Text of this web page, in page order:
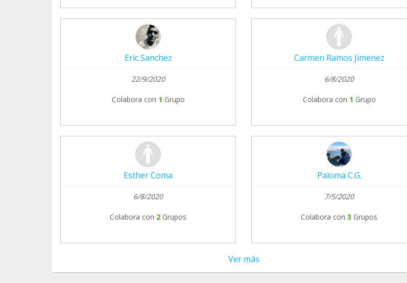
Eric Sanchez
22/9/2020
Colabora con 1 Grupo
Carmen Ramos Jimenez
6/8/2020
Colabora con 1 Grupo
Esther Coma
6/8/2020
Colabora con 2 Grupos
Paloma C.G.
7/5/2020
Colabora con 3 Grupos
Ver más